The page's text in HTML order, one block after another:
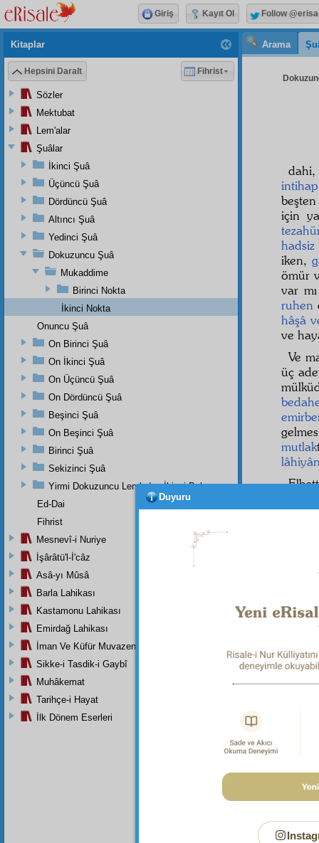
Arama
intihap
için
hadsiz
iken,
ömür
var
ruhen
hâşâ
ve
Ve
üç
mutlak
olacak,
Bu
Kitaplar
Hepsini Daralt Fihrist
Sözler
Mektubat
Lem'alar
Şuâlar
İkinci Şuâ
Üçüncü Şuâ
Dördüncü Şuâ
Altıncı Şuâ
Yedinci Şuâ
Dokuzuncu Şuâ
Mukaddime
Birinci Nokta
İkinci Nokta
Onuncu Şuâ
On Birinci Şuâ
On İkinci Şuâ
On Üçüncü Şuâ
On Dördüncü Şuâ
Beşinci Şuâ
On Beşinci Şuâ
Birinci Şuâ
Sekizinci Şuâ
Yirmi Dokuzuncu Lem'adan İkinci Bab
Ed-Dai
Fihrist
Mesnevî-i Nuriye
İşârâtü'l-İ'câz
Asâ-yı Mûsâ
Barla Lahikası
Kastamonu Lahikası
Emirdağ Lahikası
İman Ve Küfür Muvazeneleri
Sikke-i Tasdik-i Gaybî
Muhâkemat
Tarihçe-i Hayat
İlk Dönem Eserleri
Giriş Kayıt Ol Follow
Duyuru